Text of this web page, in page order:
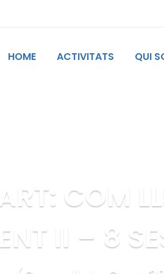
HOME ACTIVITATS QUI
COM
II – 8